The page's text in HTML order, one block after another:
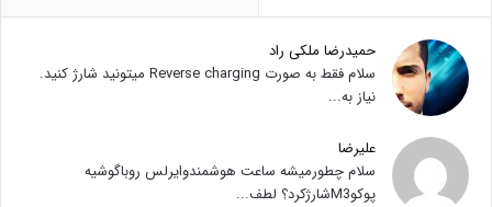
حمیدرضا ملکی راد
سلام فقط به صورت Reverse charging میتونید شارژ کنید.
نیاز به...
علیرضا
سلام چطورمیشه ساعت هوشمندوایرلس روباگوشیه
پوکوM3شارژکرد؟ لطف...